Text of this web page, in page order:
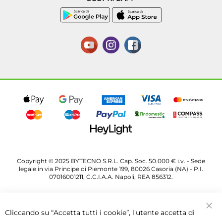
Copyright © 2025 BYTECNO S.R.L. Cap. Soc. 50.000 € i.v. - Sede
legale in via Principe di Piemonte 199, 80026 Casoria (NA) - P.I.
07016001211, C.C.I.A.A. Napoli, REA 856312.
Cliccando su “Accetta tutti i cookie”, l'utente accetta di